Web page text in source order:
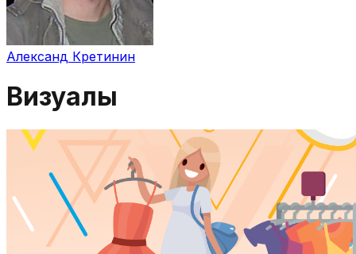
Александ Кретинин
Визуалы